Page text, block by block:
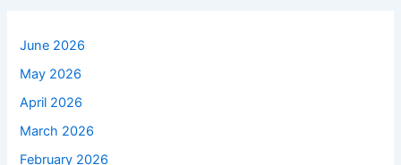
June 2026
May 2026
April 2026
March 2026
February 2026